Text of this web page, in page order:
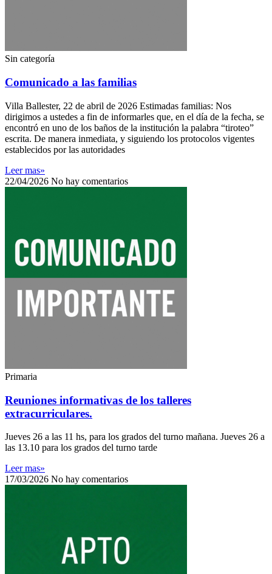
Sin categoría
Comunicado a las familias
Villa Ballester, 22 de abril de 2026 Estimadas familias: Nos
dirigimos a ustedes a fin de informarles que, en el día de la fecha, se
encontró en uno de los baños de la institución la palabra “tiroteo”
escrita. De manera inmediata, y siguiendo los protocolos vigentes
establecidos por las autoridades
Leer mas»
22/04/2026 No hay comentarios
Primaria
Reuniones informativas de los talleres
extracurriculares.
Jueves 26 a las 11 hs, para los grados del turno mañana. Jueves 26 a
las 13.10 para los grados del turno tarde
Leer mas»
17/03/2026 No hay comentarios